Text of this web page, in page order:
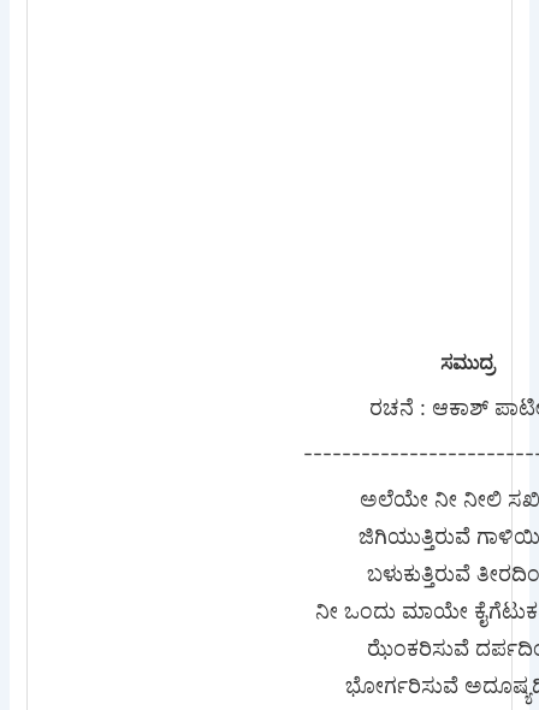
ಸಮುದ್ರ
ರಚನೆ : ಆಕಾಶ್
ಅಲೆಯೇ ನೀ ನೀಲಿ
ಜಿಗಿಯುತ್ತಿರುವೆ
ಬಳುಕುತ್ತಿರುವೆ
ನೀ ಒಂದು ಮಾಯೇ
ಝೆಂಕರಿಸುವೆ
ಭೋರ್ಗರಿಸುವೆ